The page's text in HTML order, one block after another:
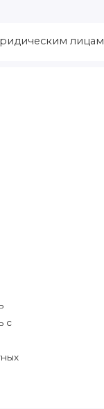
лицам
с